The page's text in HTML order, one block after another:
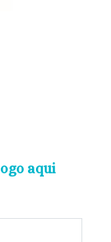
aqui